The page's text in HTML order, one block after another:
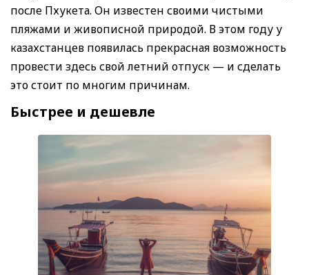
после Пхукета. Он известен своими чистыми
пляжами и живописной природой. В этом году у
казахстанцев появилась прекрасная возможность
провести здесь свой летний отпуск — и сделать
это стоит по многим причинам.
Быстрее и дешевле